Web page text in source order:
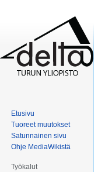
Etusivu
Tuoreet muutokset
Satunnainen sivu
Ohje MediaWikistä
Työkalut